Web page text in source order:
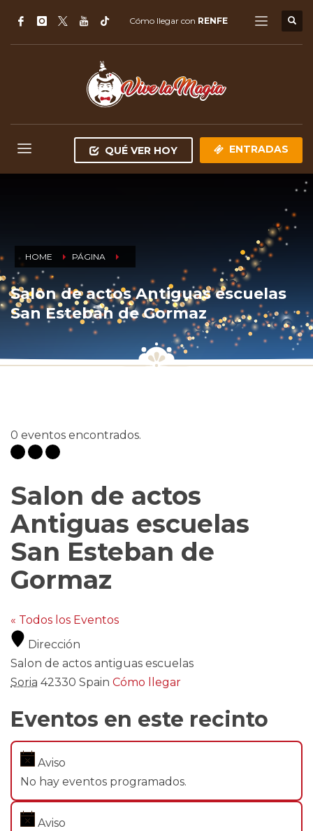
Cómo llegar con RENFE
QUÉ VER HOY ENTRADAS
HOME PÁGINA
Salon de actos Antiguas escuelas
San Esteban de Gormaz
0 eventos encontrados.
Salon de actos
Antiguas escuelas
San Esteban de
Gormaz
« Todos los Eventos
Dirección
Salon de actos antiguas escuelas
Soria 42330 Spain Cómo llegar
Eventos en este recinto
Aviso
No hay eventos programados.
Aviso